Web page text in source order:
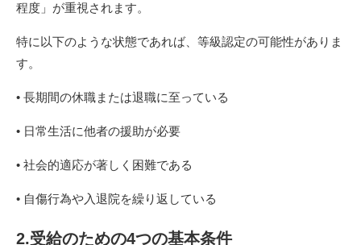
程度」が重視されます。
特に以下のような状態であれば、等級認定の可能性がありま
す。
• 長期間の休職または退職に至っている
• 日常生活に他者の援助が必要
• 社会的適応が著しく困難である
• 自傷行為や入退院を繰り返している
2.受給のための4つの基本条件